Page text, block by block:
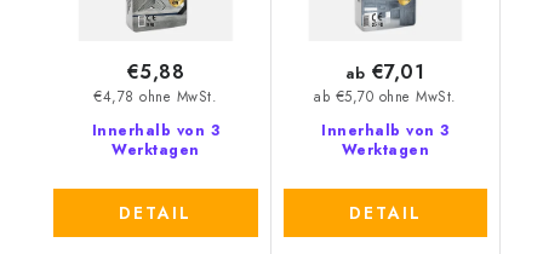
Innerhalb von 3
Werktagen
€4,78 ohne MwSt.
€5,88
DETAIL
Innerhalb von 3
Werktagen
ab €5,70 ohne MwSt.
ab €7,01
DETAIL